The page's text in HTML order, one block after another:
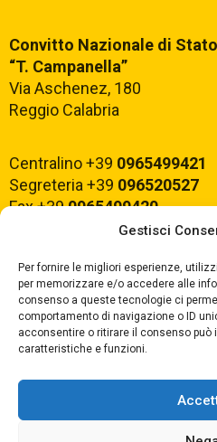
Gestisci
Per fornire le migliori esperienze,
per memorizzare e/o accedere alle
consenso a queste tecnologie ci
comportamento di navigazione o ID
acconsentire o ritirare il consenso
caratteristiche e funzioni.
Convitto Nazionale di Stato
“T. Campanella”
Via Aschenez, 180
Reggio Calabria
Centralino +39 0965499421
Segreteria +39 096520527
Fax +390965499420
E-mail:
PEC:
ORARIO DI APERTURA
Dal lunedì al Venerdì
dalle ore 07,00 alle ore